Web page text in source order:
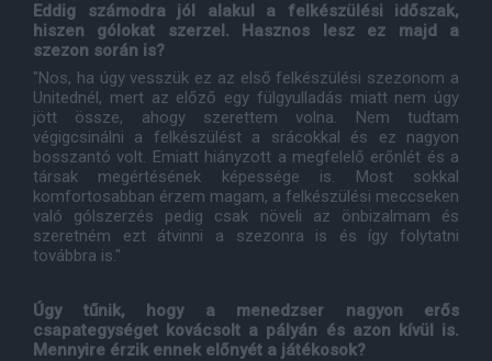
Eddig számodra jól alakul a felkészülési időszak,
hiszen gólokat szerzel. Hasznos lesz ez majd a
szezon során is?
"Nos, ha úgy vesszük ez az első felkészülési szezonom a
Unitednél, mert az előző egy fülgyulladás miatt nem úgy
jött össze, ahogy szerettem volna. Nem tudtam
végigcsinálni a felkészülést a srácokkal és ez nagyon
bosszantó volt. Emiatt hiányzott a megfelelő erőnlét és a
társak megértésének képessége is. Most sokkal
komfortosabban érzem magam, a felkészülési meccseken
való gólszerzés pedig csak növeli az önbizalmam és
szeretném ezt átvinni a szezonra is és így folytatni
továbbra is."
Úgy tűnik, hogy a menedzser nagyon erős
csapategységet kovácsolt a pályán és azon kívül is.
Mennyire érzik ennek előnyét a játékosok?